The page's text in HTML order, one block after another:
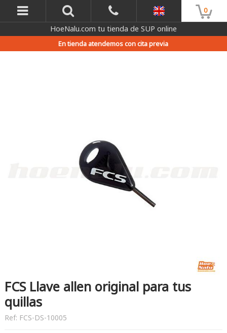
0
HoeNalu.com tu tienda de SUP online
En tienda atendemos con cita previa
FCS Llave allen original para tus
quillas
Ref: FCS-DS-10005